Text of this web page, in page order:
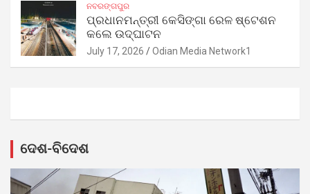
ନବରଙ୍ଗପୁର
ପ୍ରଧାନମନ୍ତ୍ରୀ କେସିଙ୍ଗା ରେଳ ଷ୍ଟେଶନ
କଲେ ଉଦ୍‌ଘାଟନ
July 17, 2026 Odian Media Network1
ଦେଶ-ବିଦେଶ